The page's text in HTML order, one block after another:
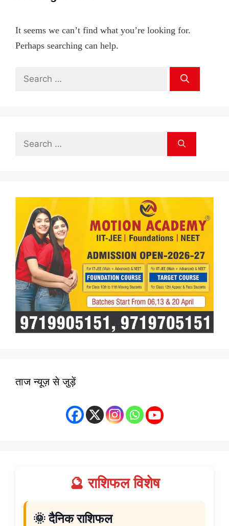
It seems we can’t find what you’re looking for.
Perhaps searching can help.
Search
Search
ताज न्यूज़ से जुड़ें
🔮 राशिफल विशेष
🌞 दैनिक राशिफल